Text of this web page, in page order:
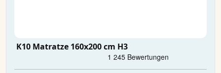
K10 Matratze 160x200 cm H3